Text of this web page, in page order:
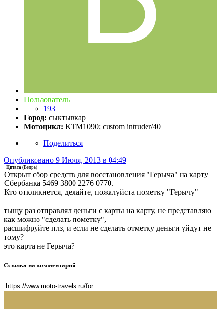
Пользователь
193
Город: сыктывкар
Мотоцикл: KTM1090; custom intruder/40
Поделиться
Опубликовано 9 Июля, 2013 в 04:49
Цитата (Вепрь)
Открыт сбор средств для восстановления "Герыча" на карту
Сбербанка 5469 3800 2276 0770.
Кто откликнется, делайте, пожалуйста пометку "Герычу"
тыщу раз отправлял деньги с карты на карту, не представляю
как можно "сделать пометку",
расшифруйте плз, и если не сделать отметку деньги уйдут не
тому?
это карта не Герыча?
Ссылка на комментарий